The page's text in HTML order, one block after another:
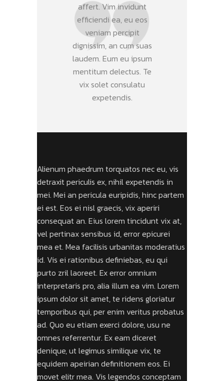
affert. Vim invidunt
efficiendi ea, eu eos
veniam percipit
dignissim, an cum suas
laudem. Eum eu ipsum
mentitum delectus. Te
vix solet consulatu
expetendis.
Alienum phaedrum torquatos nec eu, vis
detraxit periculis ex, nihil expetendis in
mei. Mei an pericula euripidis, hinc partem
ei est. Eos ei nisl graecis, vix aperiri
consequat an. Eius lorem tincidunt vix at,
vel pertinax sensibus id, error epicurei
mea et. Mea facilisis urbanitas moderatius
id. Vis ei rationibus definiebas, eu qui
purto zril laoreet. Ex error omnium
interpretaris pro, alia illum ea vim. Lorem
ipsum dolor sit amet, te ridens gloriatur
temporibus qui, per enim veritus probatus
ad. Quo eu etiam exerci dolore, usu ne
omnes referrentur. Ex eam diceret
denique, ut legimus similique vix, te
equidem apeirian definitionem eos. Ei
movet elitr mea. Vis legendos conceptam